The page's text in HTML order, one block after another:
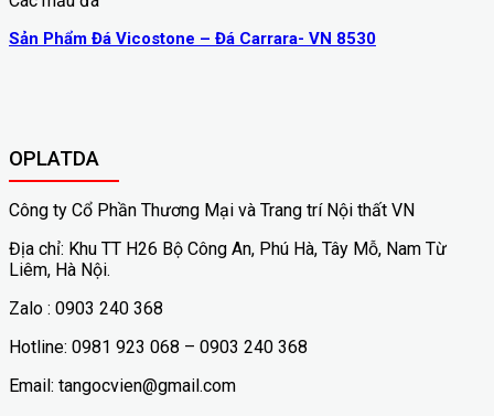
Sản Phẩm Đá Vicostone – Đá Carrara- VN 8530
OPLATDA
Công ty Cổ Phần Thương Mại và Trang trí Nội thất VN
Địa chỉ: Khu TT H26 Bộ Công An, Phú Hà, Tây Mỗ, Nam Từ
Liêm, Hà Nội.
Zalo : 0903 240 368
Hotline: 0981 923 068 – 0903 240 368
Email: tangocvien@gmail.com